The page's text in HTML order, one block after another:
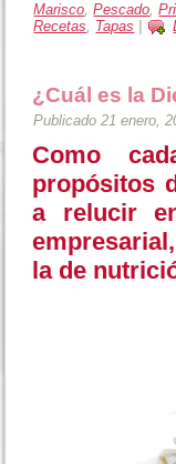
Marisco,Pescado,
Recetas, Tapas
¿Cuál es la
Publicado 21 enero,
Como
propósitos
a relucir
la de